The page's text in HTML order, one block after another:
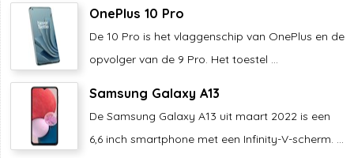
OnePlus 10 Pro
De 10 Pro is het vlaggenschip van OnePlus en de
opvolger van de 9 Pro. Het toestel ...
Samsung Galaxy A13
De Samsung Galaxy A13 uit maart 2022 is een
6,6 inch smartphone met een Infinity-V-scherm. ...